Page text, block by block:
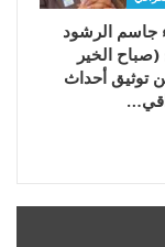
جاسم الرشود
الخير
توثيق أحداث